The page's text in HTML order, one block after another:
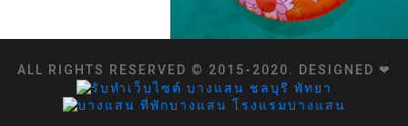
ALL RIGHTS RESERVED © 2015-2020. DESIGNED ❤